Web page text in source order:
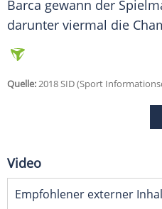
Barca gewann der
darunter viermal die
Quelle:2018 SID (Sport
Video
Empfohlener externer